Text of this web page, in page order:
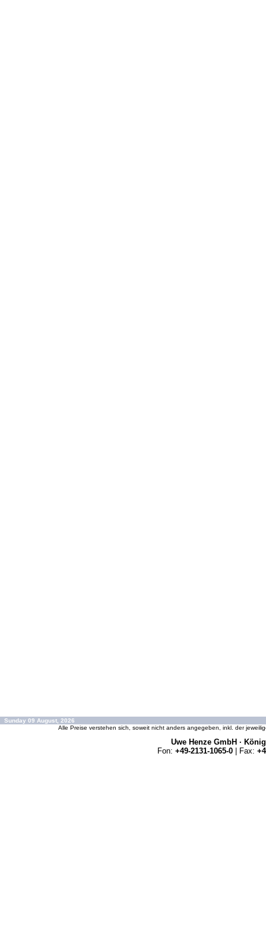
Sunday 09 August, 2026
Alle Preise verstehen sich, soweit nicht anders angegeben, inkl. der
Uwe Henze GmbH ·
Fon: +49-2131-1065-0 | Fax: